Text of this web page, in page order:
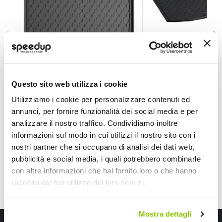
Questo sito web utilizza i cookie
Utilizziamo i cookie per personalizzare contenuti ed
annunci, per fornire funzionalità dei social media e per
analizzare il nostro traffico. Condividiamo inoltre
informazioni sul modo in cui utilizzi il nostro sito con i
nostri partner che si occupano di analisi dei dati web,
pubblicità e social media, i quali potrebbero combinarle
con altre informazioni che hai fornito loro o che hanno
raccolto dal tuo utilizzo dei loro servizi.
Mostra dettagli
Vasca baule su misura Skoda Octavia Wagon 2020> -
LAMPA
Prezzo
speciale
70,25 € -31%
Spedizione gratuita!
Vasca baule su
Prezzo
speciale
70,25 € -31%
Spedizione gratuita!